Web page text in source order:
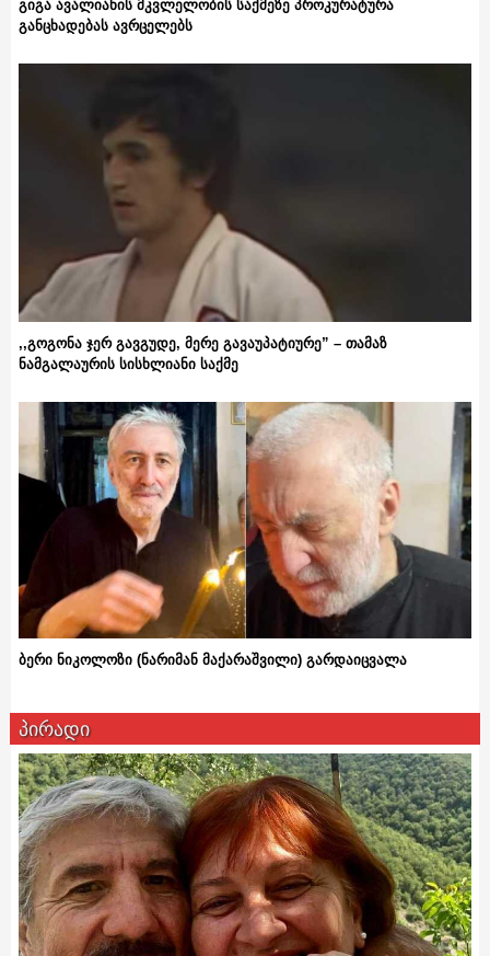
გიგა ავალიანის მკვლელობის საქმეზე პროკურატურა
განცხადებას ავრცელებს
,,გოგონა ჯერ გავგუდე, მერე გავაუპატიურე” – თამაზ
ნამგალაურის სისხლიანი საქმე
ბერი ნიკოლოზი (ნარიმან მაქარაშვილი) გარდაიცვალა
პირადი